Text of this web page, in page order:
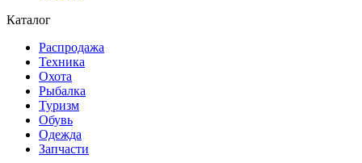
Каталог
Распродажа
Техника
Охота
Рыбалка
Туризм
Обувь
Одежда
Запчасти